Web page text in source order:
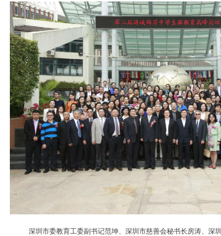
深圳市委教育工委副书记范坤、深圳市慈善会秘书长房涛、深